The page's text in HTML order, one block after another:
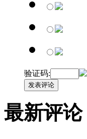
验证码:
发表评论
最新评论